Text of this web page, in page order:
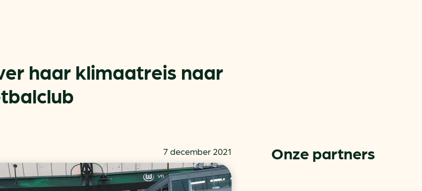
Events
Nieuwsbrief
MKB energie bespaarcheck
Terugverdien­tijden
Subsidiewijzer voor ondernemers
haar klimaatreis naar
7 december 2021 Onze partners